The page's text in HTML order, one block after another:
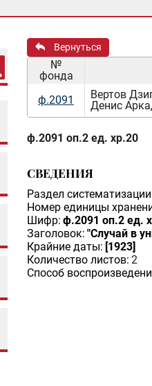
Вернуться
№
фонда
ф.2091
Вертов
Денис
ф.2091 оп.2 ед. хр.20
СВЕДЕНИЯ
Раздел
Номер единицы
Шифр: ф.2091 оп.2 ед.
Заголовок: "Случай в
Крайние даты: [1923]
Количество листов: 2
Способ